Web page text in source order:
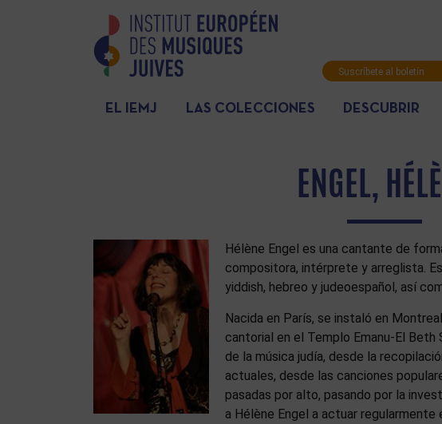
Suscríbete al boletín
EL IEMJ LAS COLECCIONES DESCUBRIR
ENGEL,
Hélène Engel es una cantante de
compositora, intérprete y arreglista.
yiddish, hebreo y judeoespañol, así
Nacida en París, se instaló en
cantorial en el Templo Emanu-El
de la música judía, desde la
actuales, desde las canciones
pasadas por alto, pasando por la
a Hélène Engel a actuar